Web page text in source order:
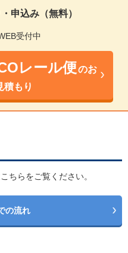
申込み（無料）
受付中
レール便のお
積もり
ちらをご覧ください。
の流れ